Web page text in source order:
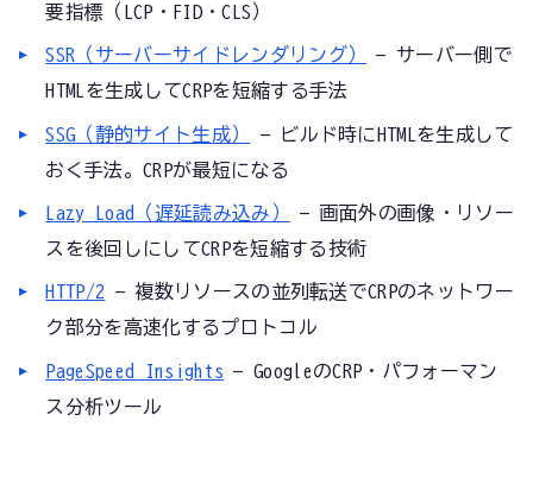
要指標（LCP・FID・CLS）
SSR（サーバーサイドレンダリング）
— サーバー側で
HTMLを生成してCRPを短縮する手法
SSG（静的サイト生成）
— ビルド時にHTMLを生成して
おく手法。CRPが最短になる
Lazy Load（遅延読み込み）
— 画面外の画像・リソー
スを後回しにしてCRPを短縮する技術
HTTP/2 — 複数リソースの並列転送でCRPのネットワー
ク部分を高速化するプロトコル
PageSpeed Insights — GoogleのCRP・パフォーマン
ス分析ツール